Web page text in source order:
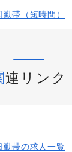
帯（短時間）
関連リンク
勤帯の求人一覧